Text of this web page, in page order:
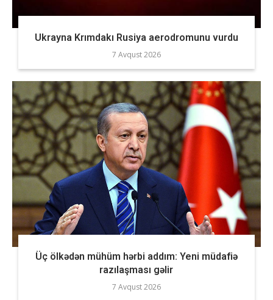
Ukrayna Krımdakı Rusiya aerodromunu vurdu
7 Avqust 2026
Üç ölkədən mühüm hərbi addım: Yeni müdafiə
razılaşması gəlir
7 Avqust 2026